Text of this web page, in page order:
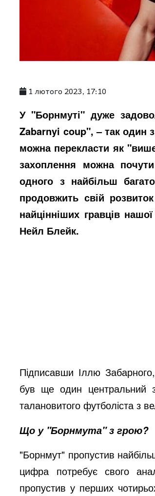
1 лютого 2023, 17:10
У "Борнмуті" дуже
Zabarnyi coup", – так один
можна перекласти як
захоплення можна
одного з найбільш
продовжить свій
найцінніших гравців
Нейл Блейк.
Підписавши Іллю
був ще один центральний
талановитого футболіста з
Що у "Борнмута" з грою?
"Борнмут" пропустив
цифра потребує свого
пропустив у перших